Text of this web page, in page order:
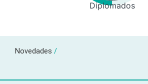
Diplomados
Novedades /